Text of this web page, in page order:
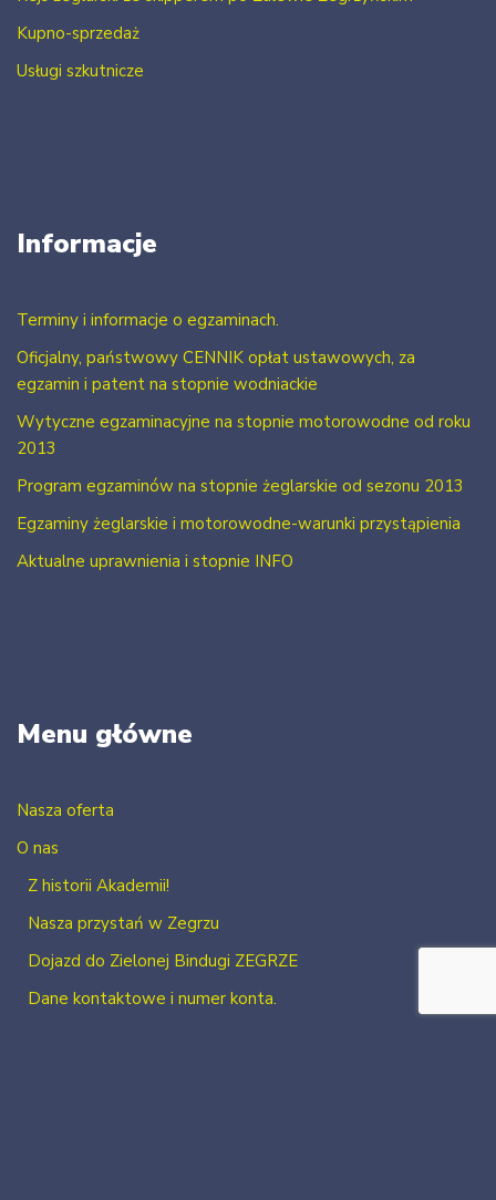
Kupno-sprzedaż
Usługi szkutnicze
Informacje
Terminy i informacje o egzaminach.
Oficjalny, państwowy CENNIK opłat ustawowych, za
egzamin i patent na stopnie wodniackie
Wytyczne egzaminacyjne na stopnie motorowodne od roku
2013
Program egzaminów na stopnie żeglarskie od sezonu 2013
Egzaminy żeglarskie i motorowodne-warunki przystąpienia
Aktualne uprawnienia i stopnie INFO
Menu główne
Nasza oferta
O nas
Z historii Akademii!
Nasza przystań w Zegrzu
Dojazd do Zielonej Bindugi ZEGRZE
Dane kontaktowe i numer konta.